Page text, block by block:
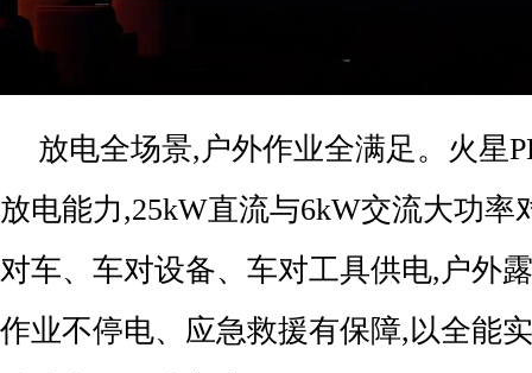
放电全场景,户外作业全满足。火星
放电能力,25kW直流与6kW交流大功率
对车、车对设备、车对工具供电,户外
作业不停电、应急救援有保障,以全能